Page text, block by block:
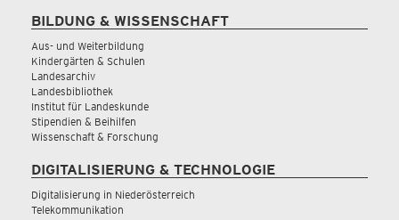
BILDUNG & WISSENSCHAFT
Aus- und Weiterbildung
Kindergärten & Schulen
Landesarchiv
Landesbibliothek
Institut für Landeskunde
Stipendien & Beihilfen
Wissenschaft & Forschung
DIGITALISIERUNG & TECHNOLOGIE
Digitalisierung in Niederösterreich
Telekommunikation